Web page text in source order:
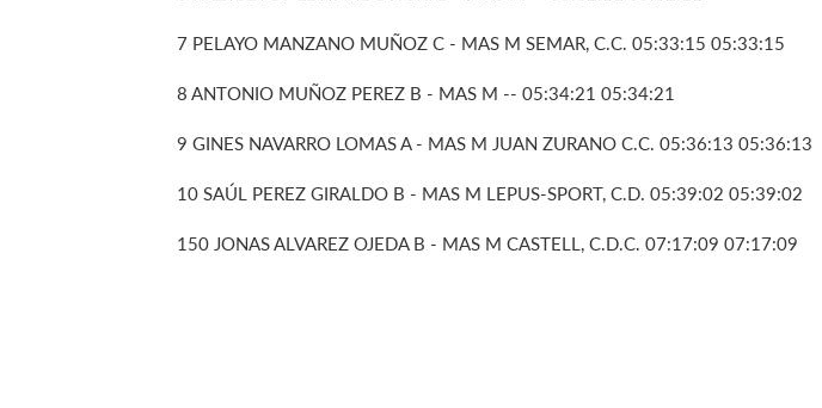
7 PELAYO MANZANO MUÑOZ C - MAS M SEMAR, C.C. 05:33:15 05:33:15
8 ANTONIO MUÑOZ PEREZ B - MAS M -- 05:34:21 05:34:21
9 GINES NAVARRO LOMAS A - MAS M JUAN ZURANO C.C. 05:36:13 05:36:13
10 SAÚL PEREZ GIRALDO B - MAS M LEPUS-SPORT, C.D. 05:39:02 05:39:02
150 JONAS ALVAREZ OJEDA B - MAS M CASTELL, C.D.C. 07:17:09 07:17:09